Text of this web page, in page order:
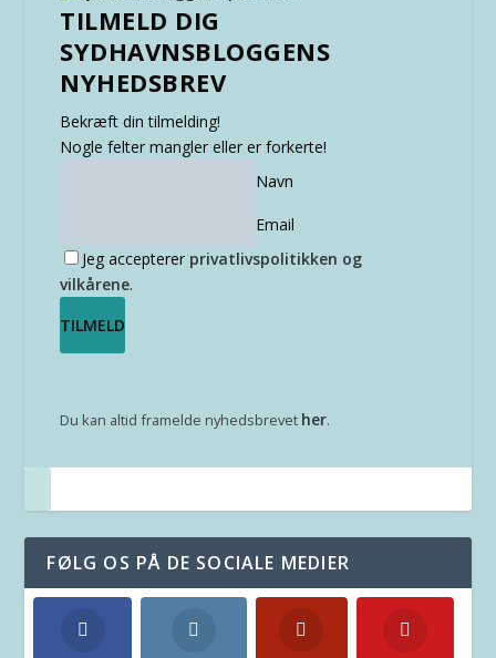
TILMELD DIG
SYDHAVNSBLOGGENS
NYHEDSBREV
Bekræft din tilmelding!
Nogle felter mangler eller er forkerte!
Navn
Email
Jeg accepterer privatlivspolitikken og
vilkårene.
Du kan altid framelde nyhedsbrevet her.
FØLG OS PÅ DE SOCIALE MEDIER